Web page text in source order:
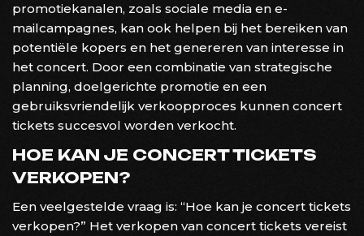
promotiekanalen, zoals sociale media en e-
mailcampagnes, kan ook helpen bij het bereiken van
potentiële kopers en het genereren van interesse in
het concert. Door een combinatie van strategische
planning, doelgerichte promotie en een
gebruiksvriendelijk verkoopproces kunnen concert
tickets succesvol worden verkocht.
HOE KAN JE CONCERT TICKETS
VERKOPEN?
Een veelgestelde vraag is: “Hoe kan je concert tickets
verkopen?” Het verkopen van concert tickets vereist